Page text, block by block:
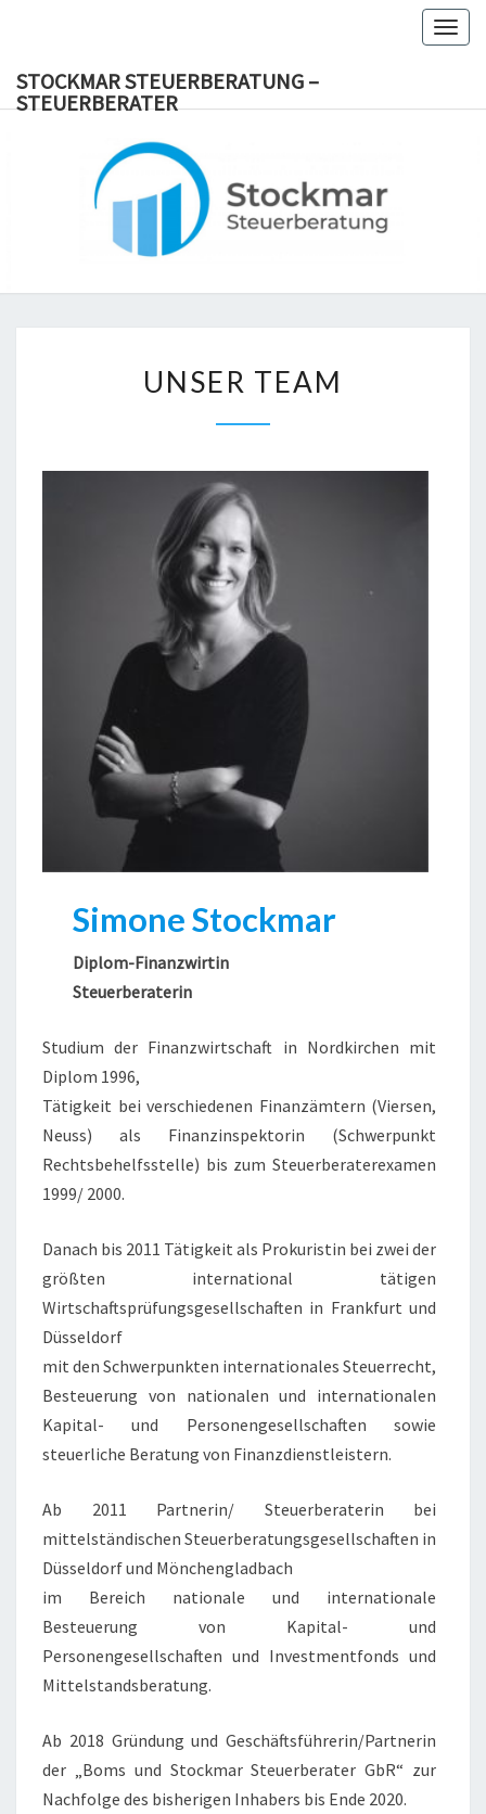
STOCKMAR STEUERBERATUNG –
STEUERBERATER
Steuerberater
Viersen Dülken
TEAM
UNSER TEAM
Simone Stockmar
Diplom-Finanzwirtin
Steuerberaterin
Studium der Finanzwirtschaft in Nordkirchen mit
Diplom 1996,
Tätigkeit bei verschiedenen Finanzämtern (Viersen,
Neuss) als Finanzinspektorin (Schwerpunkt
Rechtsbehelfsstelle) bis zum Steuerberaterexamen
1999/ 2000.
Danach bis 2011 Tätigkeit als Prokuristin bei zwei der
größten international tätigen
Wirtschaftsprüfungsgesellschaften in Frankfurt und
Düsseldorf
mit den Schwerpunkten internationales Steuerrecht,
Besteuerung von nationalen und internationalen
Kapital- und Personengesellschaften sowie
steuerliche Beratung von Finanzdienstleistern.
Ab 2011 Partnerin/ Steuerberaterin bei
mittelständischen Steuerberatungsgesellschaften in
Düsseldorf und Mönchengladbach
im Bereich nationale und internationale
Besteuerung von Kapital- und
Personengesellschaften und Investmentfonds und
Mittelstandsberatung.
Ab 2018 Gründung und Geschäftsführerin/Partnerin
der „Boms und Stockmar Steuerberater GbR“ zur
Nachfolge des bisherigen Inhabers bis Ende 2020.